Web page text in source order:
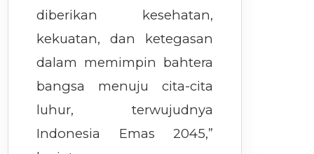
diberikan kesehatan,
kekuatan, dan ketegasan
dalam memimpin bahtera
bangsa menuju cita-cita
luhur, terwujudnya
Indonesia Emas 2045,”